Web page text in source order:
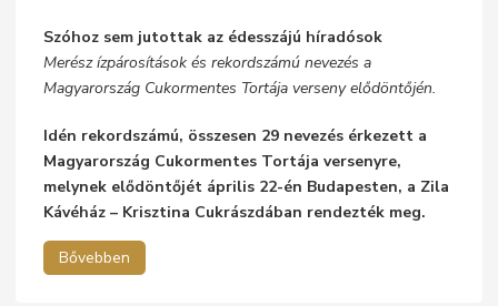
Szóhoz sem jutottak az édesszájú híradósok
Merész ízpárosítások és rekordszámú nevezés a
Magyarország Cukormentes Tortája verseny elődöntőjén.
Idén rekordszámú, összesen 29 nevezés érkezett a
Magyarország Cukormentes Tortája versenyre,
melynek elődöntőjét április 22-én Budapesten, a Zila
Kávéház – Krisztina Cukrászdában rendezték meg.
Bővebben